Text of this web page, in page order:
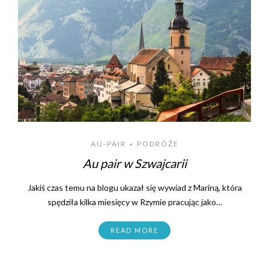
AU-PAIR • PODRÓŻE
Au pair w Szwajcarii
Jakiś czas temu na blogu ukazał się wywiad z Mariną, która
spędziła kilka miesięcy w Rzymie pracując jako…
READ MORE